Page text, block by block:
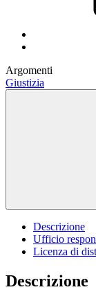
Argomenti
Giustizia
Descrizione
Ufficio
Licenza di
Descrizione